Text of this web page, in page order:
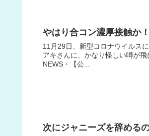
やはり合コン濃厚接触か
11月29日、新型コロナウイルス
アキさんに、かなり怪しい噂が
NEWS・【公...
次にジャニーズを辞める